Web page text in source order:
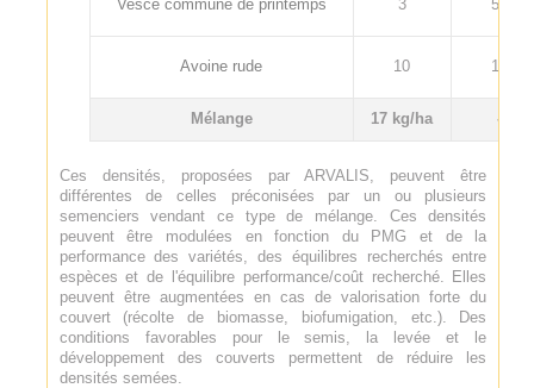
Vesce commune de printemps 3 55
Avoine rude 10 17
Mélange 17 kg/ha -
Ces densités, proposées par ARVALIS, peuvent être
différentes de celles préconisées par un ou plusieurs
semenciers vendant ce type de mélange. Ces densités
peuvent être modulées en fonction du PMG et de la
performance des variétés, des équilibres recherchés entre
espèces et de l'équilibre performance/coût recherché. Elles
peuvent être augmentées en cas de valorisation forte du
couvert (récolte de biomasse, biofumigation, etc.). Des
conditions favorables pour le semis, la levée et le
développement des couverts permettent de réduire les
densités semées.